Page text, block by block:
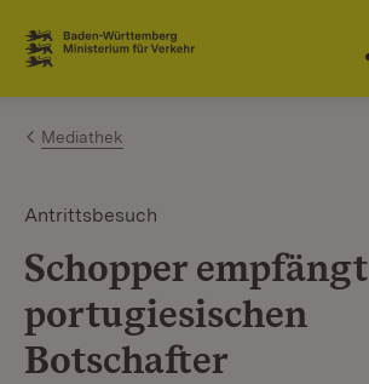
Zum Inhalt springen
Link zur Startseite
Mediathek
Antrittsbesuch
Schopper empfängt
portugiesischen
Botschafter